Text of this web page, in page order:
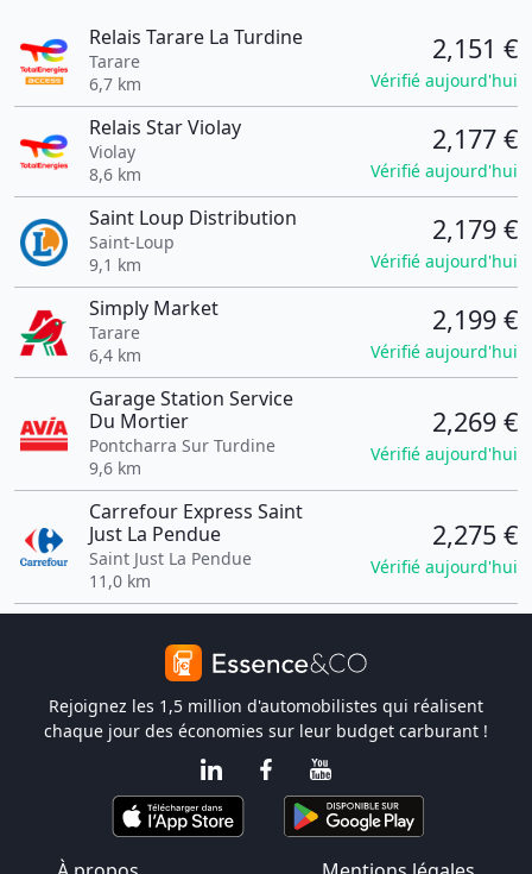
Relais Tarare La Turdine
Tarare
6,7 km
2,151 €
Vérifié aujourd'hui
Relais Star Violay
Violay
8,6 km
2,177 €
Vérifié aujourd'hui
Saint Loup Distribution
Saint-Loup
9,1 km
2,179 €
Vérifié aujourd'hui
Simply Market
Tarare
6,4 km
2,199 €
Vérifié aujourd'hui
Garage Station Service
Du Mortier
Pontcharra Sur Turdine
9,6 km
2,269 €
Vérifié aujourd'hui
Carrefour Express Saint
Just La Pendue
Saint Just La Pendue
11,0 km
2,275 €
Vérifié aujourd'hui
Rejoignez les 1,5 million d'automobilistes qui réalisent
chaque jour des économies sur leur budget carburant !